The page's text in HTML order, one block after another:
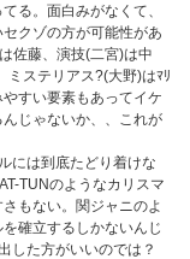
る。面白みがなくて、
クゾの方が可能性があ
佐藤、演技(二宮)は中
ミステリアス?(大野)はﾏﾘ
すい要素もあってイケ
じゃないか、、これが
には到底たどり着けな
TUNのようなカリスマ
もない。関ジャニのよ
確立するしかないんじ
した方がいいのでは？